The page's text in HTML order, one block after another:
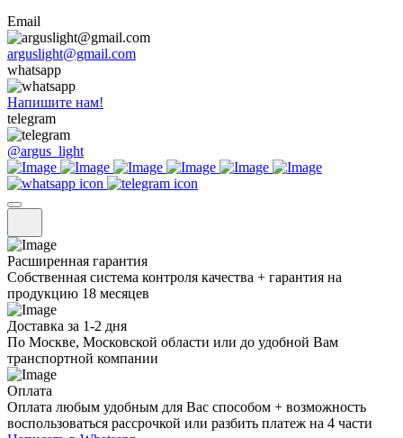
Email
arguslight@gmail.com
whatsapp
Напишите нам!
telegram
@argus_light
Расширенная гарантия
Собственная система контроля качества + гарантия на
продукцию 18 месяцев
Доставка за 1-2 дня
По Москве, Московской области или до удобной Вам
транспортной компании
Оплата
Оплата любым удобным для Вас способом + возможность
воспользоваться рассрочкой или разбить платеж на 4 части